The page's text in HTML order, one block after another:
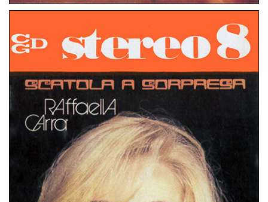
RAFFAELLA… SENZARESPIRO